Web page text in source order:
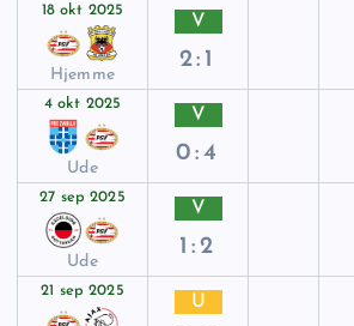
18 okt 2025
Hjemme
V
2:1
4 okt 2025
Ude
V
0:4
27 sep 2025
Ude
V
1:2
21 sep 2025
U